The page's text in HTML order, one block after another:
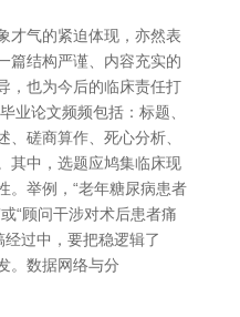
才气的紧迫体现，亦然表
篇结构严谨、内容充实的
，也为今后的临床责任打
业论文频频包括：标题、
磋商算作、死心分析、
其中，选题应鸠集临床现
。举例，“老年糖尿病患者
“顾问干涉对术后患者痛
过中，要把稳逻辑了
。数据网络与分